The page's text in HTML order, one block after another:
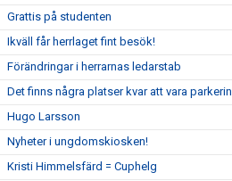
Grattis på studenten
Ikväll får herrlaget fint besök!
Förändringar i herrarnas ledarstab
Det finns några platser kvar att vara
Hugo Larsson
Nyheter i ungdomskiosken!
Kristi Himmelsfärd = Cuphelg